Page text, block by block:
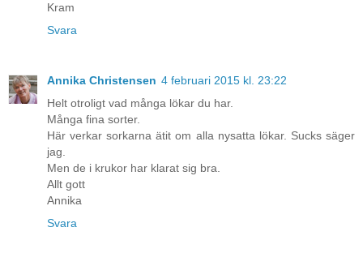
Kram
Svara
Annika Christensen 4 februari 2015 kl. 23:22
Helt otroligt vad många lökar du har.
Många fina sorter.
Här verkar sorkarna ätit om alla nysatta lökar. Sucks säger
jag.
Men de i krukor har klarat sig bra.
Allt gott
Annika
Svara